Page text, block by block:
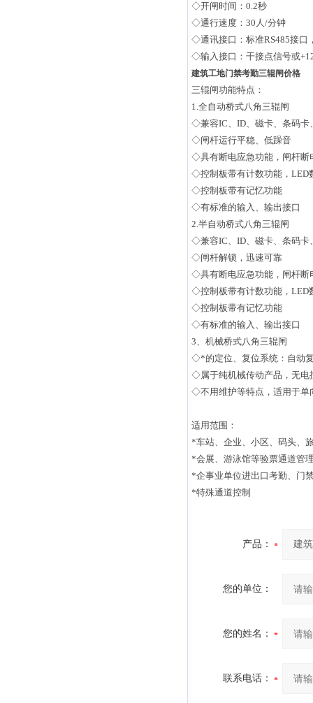
◇开闸时间：0.2秒
◇通行速度：30人/分钟
◇通讯接口：标准RS485接口
◇输入接口：干接点信号或
建筑工地门禁考勤三辊闸价格
三辊闸功能特点：
1.全自动桥式八角三辊闸
◇兼容IC、ID、磁卡、条码卡
◇闸杆运行平稳、低躁音
◇具有断电应急功能，闸杆断
◇控制板带有计数功能，LED
◇控制板带有记忆功能
◇有标准的输入、输出接口
2.半自动桥式八角三辊闸
◇兼容IC、ID、磁卡、条码卡
◇闸杆解锁，迅速可靠
◇具有断电应急功能，闸杆断
◇控制板带有计数功能，LED
◇控制板带有记忆功能
◇有标准的输入、输出接口
3、机械桥式八角三辊闸
◇*的定位、复位系统：自动
◇属于纯机械传动产品，无电
◇不用维护等特点，适用于单
适用范围：
*车站、企业、小区、码头、
*会展、游泳馆等验票通道管
*企事业单位进出口考勤、门
*特殊通道控制
产品：
您的单位：
您的姓名：
联系电话：